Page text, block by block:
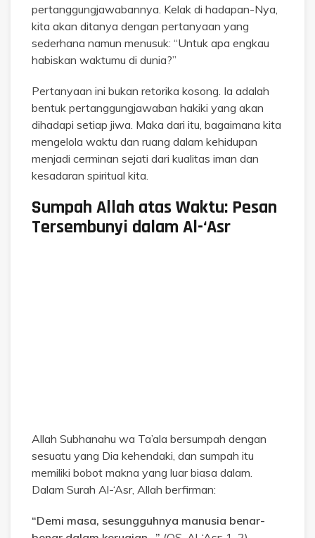
pertanggungjawabannya. Kelak di hadapan-Nya,
kita akan ditanya dengan pertanyaan yang
sederhana namun menusuk: “Untuk apa engkau
habiskan waktumu di dunia?”
Pertanyaan ini bukan retorika kosong. Ia adalah
bentuk pertanggungjawaban hakiki yang akan
dihadapi setiap jiwa. Maka dari itu, bagaimana kita
mengelola waktu dan ruang dalam kehidupan
menjadi cerminan sejati dari kualitas iman dan
kesadaran spiritual kita.
Sumpah Allah atas Waktu: Pesan
Tersembunyi dalam Al-‘Asr
Allah Subhanahu wa Ta’ala bersumpah dengan
sesuatu yang Dia kehendaki, dan sumpah itu
memiliki bobot makna yang luar biasa dalam.
Dalam Surah Al-‘Asr, Allah berfirman:
“Demi masa, sesungguhnya manusia benar-